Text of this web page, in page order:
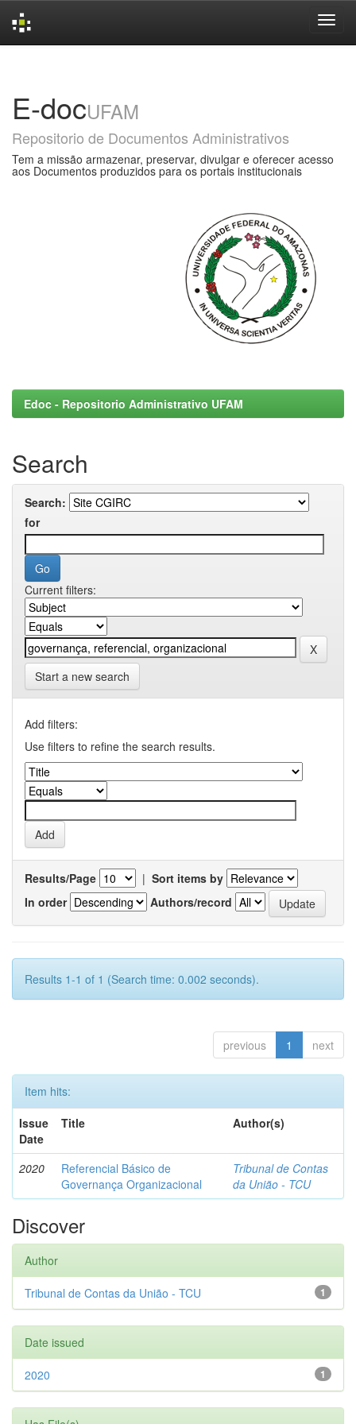
E-docUFAM
Repositorio de Documentos Administrativos
Tem a missão armazenar, preservar, divulgar e oferecer acesso
aos Documentos produzidos para os portais institucionais
Edoc - Repositorio Administrativo UFAM
Search
Search:
for
Current filters:
Start a new search
Add filters:
Use filters to refine the search results.
Results/Page | Sort items by
In order
Authors/record
Results 1-1 of 1 (Search time: 0.002 seconds).
previous 1 next
Item hits:
Issue
Date
Title Author(s)
2020
Referencial Básico de
Governança Organizacional
Tribunal de Contas
da União - TCU
Discover
Author
1
Tribunal de Contas da União - TCU
Date issued
1
2020